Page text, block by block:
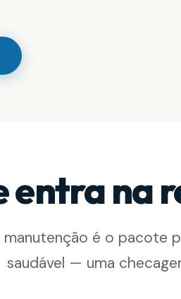
entra na
manutenção é o pacote
saudável — uma